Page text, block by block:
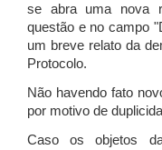
se abra uma nova
questão e no campo
um breve relato da
Protocolo.
Não havendo fato
por motivo de
Caso os objetos